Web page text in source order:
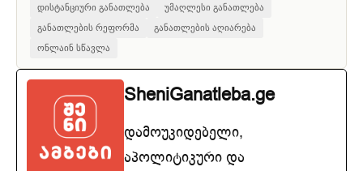
დისტანციური განათლება
უმაღლესი განათლება
განათლების რეფორმა
განათლების აღიარება
ონლაინ სწავლა
SheniGanatleba.ge
დამოუკიდებელი,
აპოლიტიკური და